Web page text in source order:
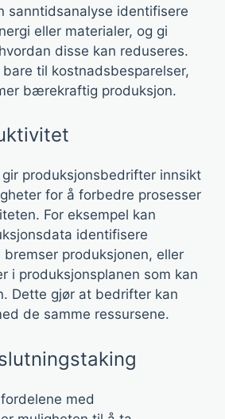
sanntidsanalyse identifisere
eller materialer, og gi
disse kan reduseres.
til kostnadsbesparelser,
bærekraftig produksjon.
produksjonsbedrifter innsikt
for å forbedre prosesser
For eksempel kan
identifisere
produksjonen, eller
i produksjonsplanen som kan
Dette gjør at bedrifter kan
de samme ressursene.
med